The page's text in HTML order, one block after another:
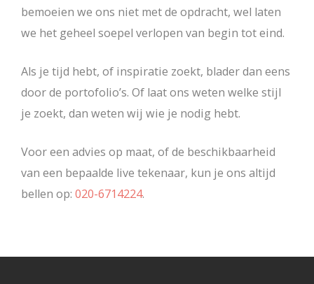
bemoeien we ons niet met de opdracht, wel laten
we het geheel soepel verlopen van begin tot eind.
Als je tijd hebt, of inspiratie zoekt, blader dan eens
door de portofolio’s. Of laat ons weten welke stijl
je zoekt, dan weten wij wie je nodig hebt.
Voor een advies op maat, of de beschikbaarheid
van een bepaalde live tekenaar, kun je ons altijd
bellen op: 020-6714224.